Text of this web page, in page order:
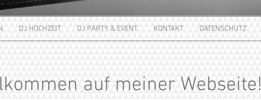
DJ HOCHZEIT DJ PARTY & EVENT KONTAKT DATENSCHUTZ
auf meiner Webseite!